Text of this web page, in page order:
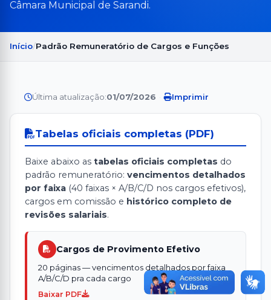
Câmara Municipal de Sarandi.
Início Padrão Remuneratório de Cargos e Funções
Última atualização:01/07/2026 · Imprimir
Tabelas oficiais completas (PDF)
Baixe abaixo as tabelas oficiais completas do
padrão remuneratório: vencimentos detalhados
por faixa (40 faixas × A/B/C/D nos cargos efetivos),
cargos em comissão e histórico completo de
revisões salariais.
Cargos de Provimento Efetivo
20 páginas — vencimentos detalhados por faixa
A/B/C/D pra cada cargo
Baixar PDF